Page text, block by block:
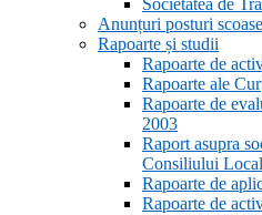
Societatea de
Anunțuri posturi
Rapoarte și studii
Rapoarte de
Rapoarte ale
Rapoarte de
2003
Raport asupra
Consiliului
Rapoarte de
Rapoarte de